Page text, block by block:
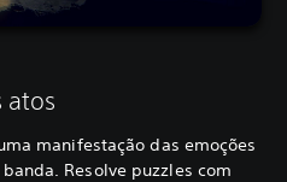
atos
manifestação das emoções
Resolve puzzles com